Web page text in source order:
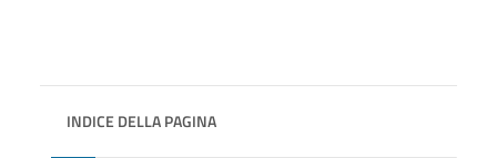
INDICE DELLA PAGINA